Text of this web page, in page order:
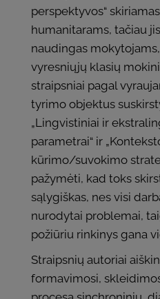
perspektyvos“
humanitarams, tačiau
naudingas
vyresniųjų klasių
straipsniai pagal
tyrimo objektus
„Lingvistiniai ir
parametrai“ ir
kūrimo/suvokimo
pažymėti, kad toks
sąlygiškas, nes visi
nurodytai problemai,
požiūriu rinkinys gana
Straipsnių autoriai
formavimosi,